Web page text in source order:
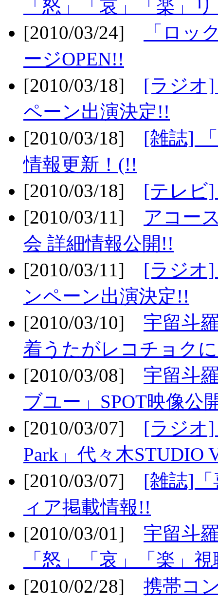
「怒」「哀」「楽」
[2010/03/24]
「ロッ
ージOPEN!!
[2010/03/18] [ラジオ
ペーン出演決定!!
[2010/03/18] [雑誌]
情報更新！(!!
[2010/03/18] [テレビ
[2010/03/11] アコー
会 詳細情報公開!!
[2010/03/11] [ラジオ
ンペーン出演決定!!
[2010/03/10] 宇留斗
着うたがレコチョク
[2010/03/08] 宇留斗
ブユー」SPOT映像公
[2010/03/07] [ラジオ]
Park」代々木STUDIO
[2010/03/07] [雑誌]「
ィア掲載情報!!
[2010/03/01] 宇留斗
「怒」「哀」「楽」
[2010/02/28] 携帯コ